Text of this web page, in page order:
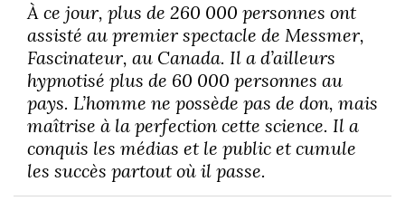
À ce jour, plus de 260 000 personnes ont
assisté au premier spectacle de Messmer,
Fascinateur, au Canada. Il a d’ailleurs
hypnotisé plus de 60 000 personnes au
pays. L’homme ne possède pas de don, mais
maîtrise à la perfection cette science. Il a
conquis les médias et le public et cumule
les succès partout où il passe.